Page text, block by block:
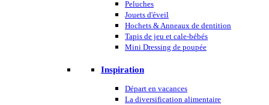
Peluches
Jouets d'éveil
Hochets & Anneaux de dentition
Tapis de jeu et cale-bébés
Mini Dressing de poupée
Inspiration
Départ en vacances
La diversification alimentaire